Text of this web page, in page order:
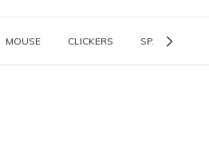
MOUSE CLICKERS SPACEBARS